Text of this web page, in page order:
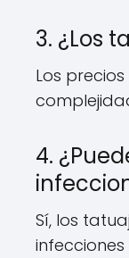
3. ¿Los
Los
4.
Sí, los
infecciones